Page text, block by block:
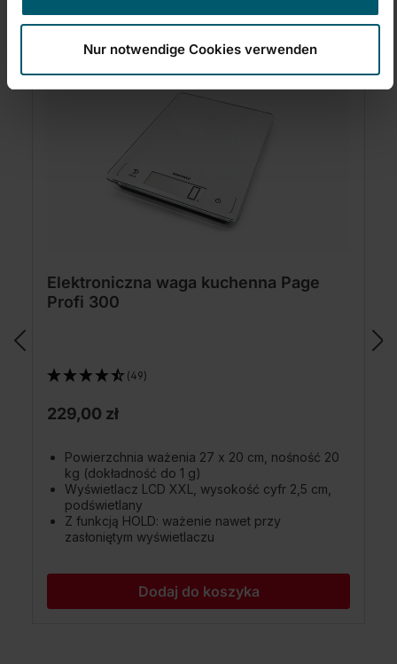
Nur notwendige Cookies verwenden
Zestawy i akcesoria
Elektroniczna waga kuchenna Page
Profi 300
(49)
229,00 zł
Powierzchnia ważenia 27 x 20 cm, nośność 20
kg (dokładność do 1 g)
Wyświetlacz LCD XXL, wysokość cyfr 2,5 cm,
podświetlany
Z funkcją HOLD: ważenie nawet przy
zasłoniętym wyświetlaczu
Dodaj do koszyka